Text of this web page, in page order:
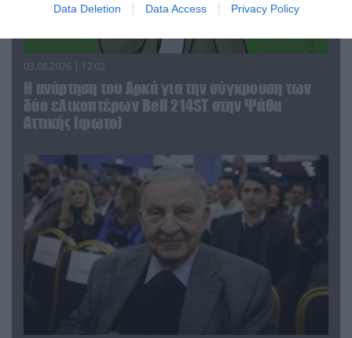
Data Deletion Data Access Privacy Policy
03.08.2026 | 12:02
Η ανάρτηση του Αρκά για την σύγκρουση των
δύο ελικοπτέρων Bell 214ST στην Ψάθα
Αττικής (φωτο)